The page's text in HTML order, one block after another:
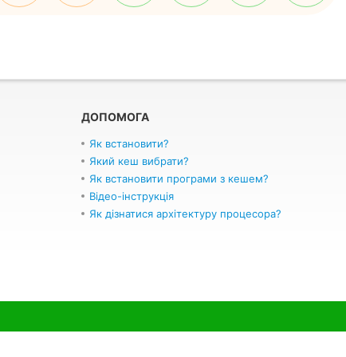
ДОПОМОГА
Як встановити?
Який кеш вибрати?
Як встановити програми з кешем?
Відео-інструкція
Як дізнатися архітектуру процесора?